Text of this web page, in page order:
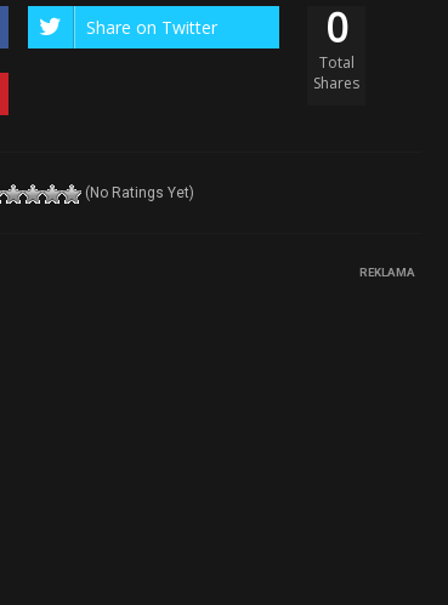
Share on Twitter 0
Total
Shares
(No Ratings Yet)
REKLAMA